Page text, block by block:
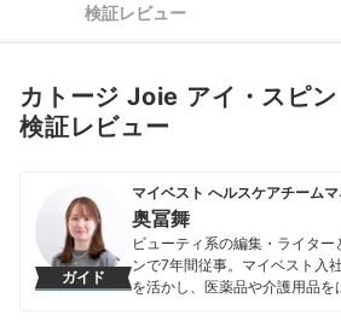
検証レビュー
カトージ Joie アイ・スピ
検証レビュー
ガイド
マイベスト へルスケアチーム
奥冨舞
ビューティ系の編集・ライタ
ンで7年間従事。マイベスト入
を活かし、医薬品や介護用品